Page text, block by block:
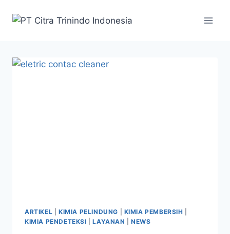
ARTIKEL KIMIA PELINDUNG KIMIA PEMBERSIH
KIMIA PENDETEKSI |LAYANAN |NEWS